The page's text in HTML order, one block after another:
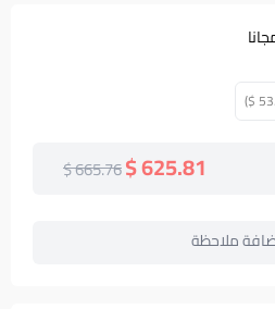
625.81 $
665.76 $
ملاحظة